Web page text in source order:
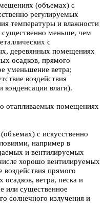
(объемах) с
регулируемых
температуры и влажности
существенно меньше, чем
с
деревянных помещениях
осадков, прямого
уменьшение ветра;
воздействия
конденсации влаги).
отапливаемых помещениях
с искусственно
например в
и вентилируемых
хорошо вентилируемых
прямого
осадков, ветра, песка и
или существенное
солнечного излучения и